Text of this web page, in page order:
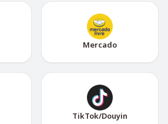
Mercado
TikTok/Douyin